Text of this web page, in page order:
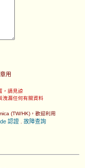
用
，請見諒
洩漏任何有關資料
(TW/HK)，歡迎利用
認證 故障查詢